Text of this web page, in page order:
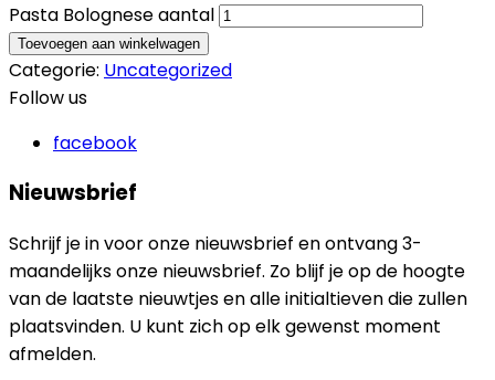
Pasta Bolognese aantal
Toevoegen aan winkelwagen
Categorie: Uncategorized
Follow us
facebook
Nieuwsbrief
Schrijf je in voor onze nieuwsbrief en ontvang 3-
maandelijks onze nieuwsbrief. Zo blijf je op de hoogte
van de laatste nieuwtjes en alle initialtieven die zullen
plaatsvinden. U kunt zich op elk gewenst moment
afmelden.